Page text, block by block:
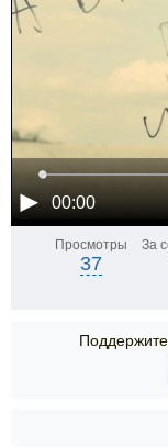
00:00
Просмотры
37
За